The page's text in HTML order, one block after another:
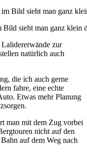
sieht man ganz klein
zur
natürlich auch
die ich auch gerne
fahre, eine echte
Etwas mehr Planung
man mit dem Zug vorbei
nicht auf den
auf dem Weg nach